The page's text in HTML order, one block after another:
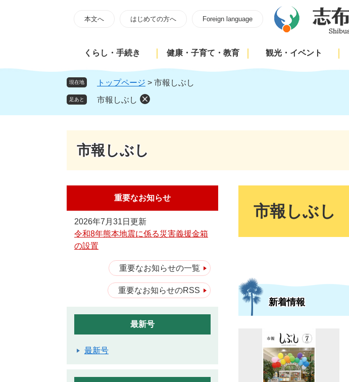
頭
飛
本
本文へ はじめての方へ Foreign language
くらし・手続き 健康・子育て・教育 観光・イベント
現在地 トップページ > 市報しぶし
足あと 市報しぶし
市報しぶし
市報しぶし
新着情報
重要なお知らせ
2026年7月31日更新
令和8年熊本地震に係る災害義援金箱
の設置
重要なお知らせの一覧
重要なお知らせのRSS
最新号
最新号